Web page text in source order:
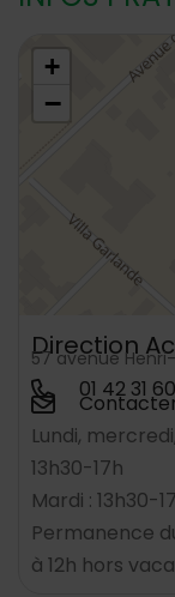
48.7989059,2.304048
+
−
Direction
57 avenue
01 42 31
Lundi,
13h30-17h
Mardi : 13h30-
Permanence
à 12h hors